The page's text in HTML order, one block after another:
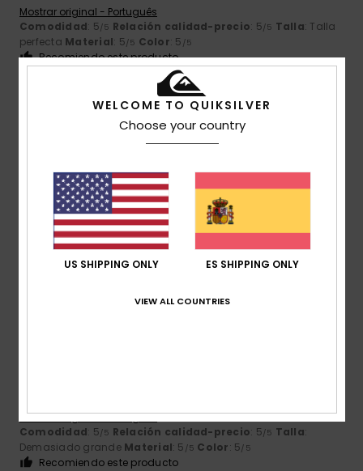
Mostrar original - Português
Comodidad: 5/5 Relación calidad-precio: 5/5 Talla: Talla
perfecta Material: 5/5 Color: 5 /5
Recomiendo este producto
5/5
Ainhoa9. julio 2026
muy bonito
Comodidad: 5/5 Relación calidad-precio
Demasiado grandeMaterial Color: 5
Recomiendo este producto
5/5
Mostrar original - Português
Comodidad: 5/5 Relación calidad-precio: 5/5 Talla:
Demasiado grande Material: 5 /5 Color: 5/5
Recomiendo este producto
WELCOME TO QUIKSILVER
Choose your country
US SHIPPING ONLY ES SHIPPING ONLY
VIEW ALL COUNTRIES